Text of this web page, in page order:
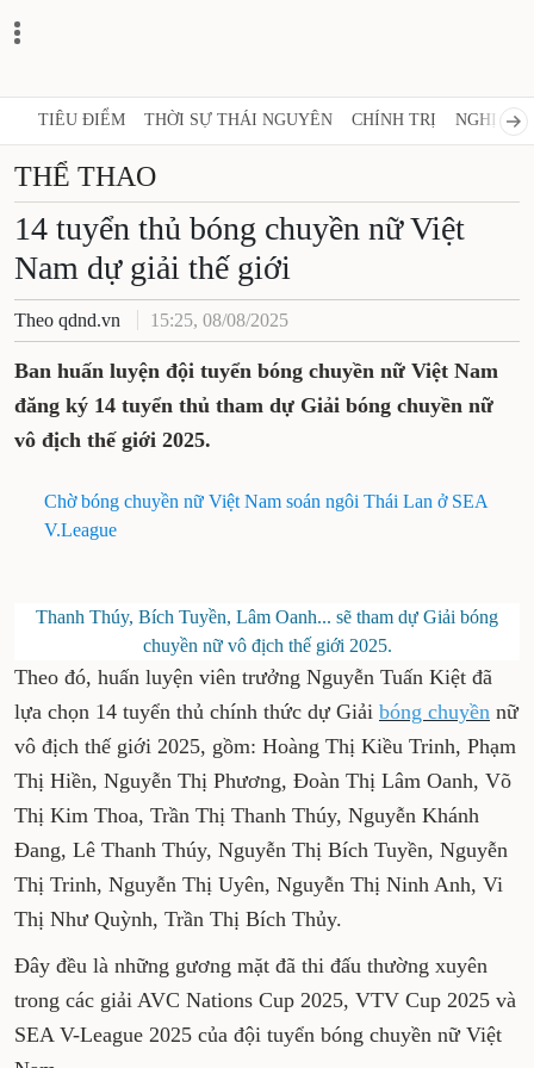
TIÊU ĐIỂM THỜI SỰ THÁI NGUYÊN CHÍNH TRỊ NGHỊ
THỂ THAO
14 tuyển thủ bóng chuyền nữ
Việt Nam dự giải thế giới
Theo qdnd.vn 15:25, 08/08/2025
Ban huấn luyện đội tuyển bóng chuyền nữ
Việt Nam đăng ký 14 tuyển thủ tham dự Giải
bóng chuyền nữ vô địch thế giới 2025.
Chờ bóng chuyền nữ Việt Nam soán ngôi Thái Lan
ở SEA V.League
Thanh Thúy, Bích Tuyền, Lâm Oanh... sẽ tham dự Giải
bóng chuyền nữ vô địch thế giới 2025.
Theo đó, huấn luyện viên trưởng Nguyễn Tuấn
Kiệt đã lựa chọn 14 tuyển thủ chính thức dự
Giảibóng chuyềnnữ vô địch thế giới 2025, gồm:
Hoàng Thị Kiều Trinh, Phạm Thị Hiền, Nguyễn
Thị Phương, Đoàn Thị Lâm Oanh, Võ Thị Kim
Thoa, Trần Thị Thanh Thúy, Nguyễn Khánh
Đang, Lê Thanh Thúy, Nguyễn Thị Bích Tuyền,
Nguyễn Thị Trinh, Nguyễn Thị Uyên, Nguyễn
Thị Ninh Anh, Vi Thị Như Quỳnh, Trần Thị Bích
Thủy.
Đây đều là những gương mặt đã thi đấu thường